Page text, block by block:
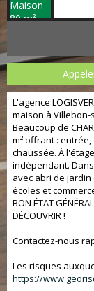
L'agence
maison à Villebon-
Beaucoup de
m² offrant :
chaussée. À
indépendant. Dans
avec abri de jardin
écoles et
BON ÉTAT
DÉCOUVRIR !
Contactez-nous
Les risques
https://